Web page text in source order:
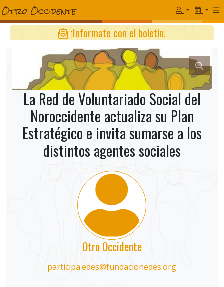
¡Informate con el boletín!
La Red de Voluntariado Social del
Noroccidente actualiza su Plan
Estratégico e invita sumarse a los
distintos agentes sociales
Otro Occidente
participa.edes@fundacionedes.org